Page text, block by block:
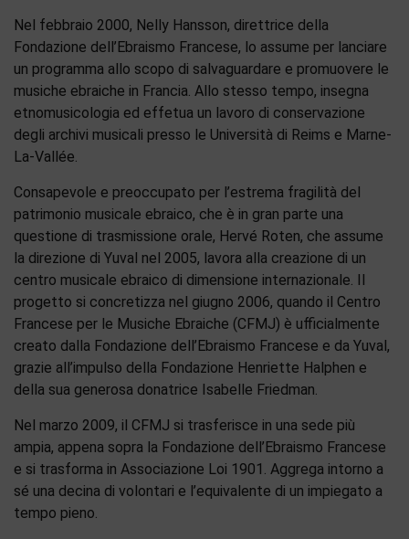
Nel febbraio 2000, Nelly Hansson, direttrice della
Fondazione dell’Ebraismo Francese, lo assume per lanciare
un programma allo scopo di salvaguardare e promuovere le
musiche ebraiche in Francia. Allo stesso tempo, insegna
etnomusicologia ed effetua un lavoro di conservazione
degli archivi musicali presso le Università di Reims e Marne-
La-Vallée.
Consapevole e preoccupato per l’estrema fragilità del
patrimonio musicale ebraico, che è in gran parte una
questione di trasmissione orale, Hervé Roten, che assume
la direzione di Yuval nel 2005, lavora alla creazione di un
centro musicale ebraico di dimensione internazionale. Il
progetto si concretizza nel giugno 2006, quando il Centro
Francese per le Musiche Ebraiche (CFMJ) è ufficialmente
creato dalla Fondazione dell’Ebraismo Francese e da Yuval,
grazie all’impulso della Fondazione Henriette Halphen e
della sua generosa donatrice Isabelle Friedman.
Nel marzo 2009, il CFMJ si trasferisce in una sede più
ampia, appena sopra la Fondazione dell’Ebraismo Francese
e si trasforma in Associazione Loi 1901. Aggrega intorno a
sé una decina di volontari e l’equivalente di un impiegato a
tempo pieno.